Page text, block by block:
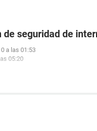
de seguridad de
a las 01:53
05:20